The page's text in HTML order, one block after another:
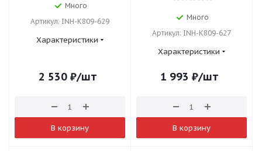
Много
Артикул: INH-K809-629
Характеристики
2 530 ₽/шт
В корзину
Много
Артикул: INH-K809-627
Характеристики
1 993 ₽/шт
В корзину